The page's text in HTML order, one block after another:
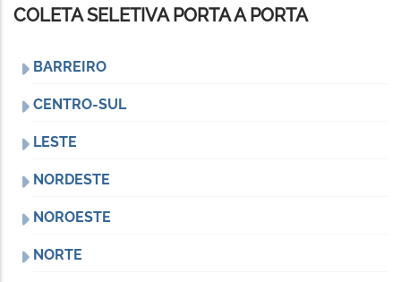
COLETA SELETIVA PORTA A PORTA
BARREIRO
CENTRO-SUL
LESTE
NORDESTE
NOROESTE
NORTE